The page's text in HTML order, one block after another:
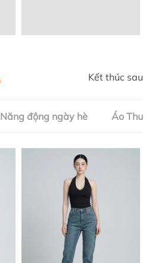
Kết thúc sau
Năng động ngày hè Áo Thun